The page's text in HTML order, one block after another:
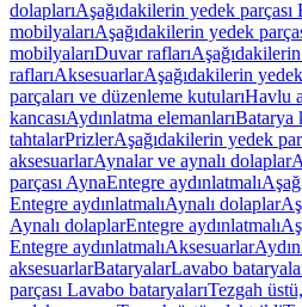
dolaplarıAşağıdakilerin yedek parçası
mobilyalarıAşağıdakilerin yedek
mobilyalarıDuvar rafları
raflarıAksesuarlarAşağıdakilerin
parçaları ve düzenleme kutularıHavlu
kancasıAydınlatma elemanlarıBatarya
tahtalarPrizlerAşağıdakilerin yedek
aksesuarlarAynalar ve aynalı dolaplar
parçası AynaEntegre aydınlatmalı
Entegre aydınlatmalıAynalı dolaplar
Aynalı dolaplarEntegre aydınlatmalı
Entegre aydınlatmalıAksesuarlar
aksesuarlarBataryalarLavabo
parçası Lavabo bataryalarıTezgah